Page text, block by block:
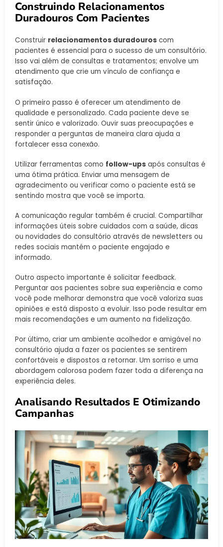
Construindo Relacionamentos
Duradouros Com Pacientes
Construir relacionamentos duradouros com
pacientes é essencial para o sucesso de um consultório.
Isso vai além de consultas e tratamentos; envolve um
atendimento que crie um vínculo de confiança e
satisfação.
O primeiro passo é oferecer um atendimento de
qualidade e personalizado. Cada paciente deve se
sentir único e valorizado. Ouvir suas preocupações e
responder a perguntas de maneira clara ajuda a
fortalecer essa conexão.
Utilizar ferramentas como follow-ups após consultas é
uma ótima prática. Enviar uma mensagem de
agradecimento ou verificar como o paciente está se
sentindo mostra que você se importa.
A comunicação regular também é crucial. Compartilhar
informações úteis sobre cuidados com a saúde, dicas
ou novidades do consultório através de newsletters ou
redes sociais mantém o paciente engajado e
informado.
Outro aspecto importante é solicitar feedback.
Perguntar aos pacientes sobre sua experiência e como
você pode melhorar demonstra que você valoriza suas
opiniões e está disposto a evoluir. Isso pode resultar em
mais recomendações e um aumento na fidelização.
Por último, criar um ambiente acolhedor e amigável no
consultório ajuda a fazer os pacientes se sentirem
confortáveis e dispostos a retornar. Um sorriso e uma
abordagem calorosa podem fazer toda a diferença na
experiência deles.
Analisando Resultados E Otimizando
Campanhas